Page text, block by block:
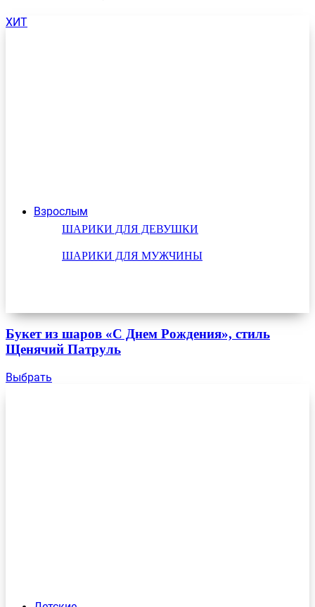
Взрослым
ШАРИКИ ДЛЯ ДЕВУШКИ
ШАРИКИ ДЛЯ МУЖЧИНЫ
ХИТ
Букет из шаров «С Днем Рождения», стиль
Щенячий Патруль
Выбрать